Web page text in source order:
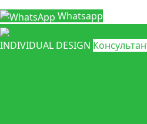
Whatsapp
INDIVIDUAL DESIGN